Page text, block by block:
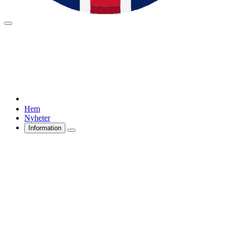
Hem
Nyheter
Information